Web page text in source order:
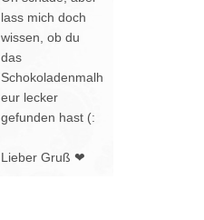
lass mich doch
wissen, ob du
das
Schokoladenmalh
eur lecker
gefunden hast (:
Lieber Gruß ❤